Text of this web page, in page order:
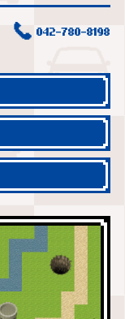
042-780-8198